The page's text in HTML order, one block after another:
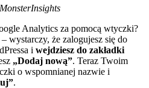
Analytics za pomocą wtyczki?
wystarczy, że zalogujesz się do
i wejdziesz do zakładki
„Dodaj nową”. Teraz Twoim
o wspomnianej nazwie i
.